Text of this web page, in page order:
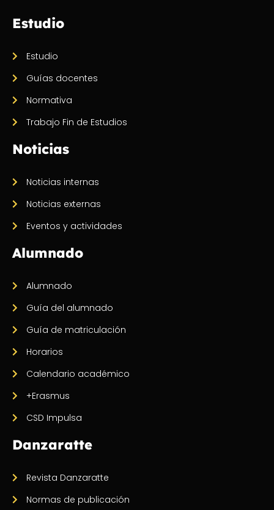
Estudio
Estudio
Guías docentes
Normativa
Trabajo Fin de Estudios
Noticias
Noticias internas
Noticias externas
Eventos y actividades
Alumnado
Alumnado
Guía del alumnado
Guía de matriculación
Horarios
Calendario académico
+Erasmus
CSD Impulsa
Danzaratte
Revista Danzaratte
Normas de publicación